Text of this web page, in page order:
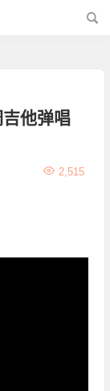
他弹唱
2,515